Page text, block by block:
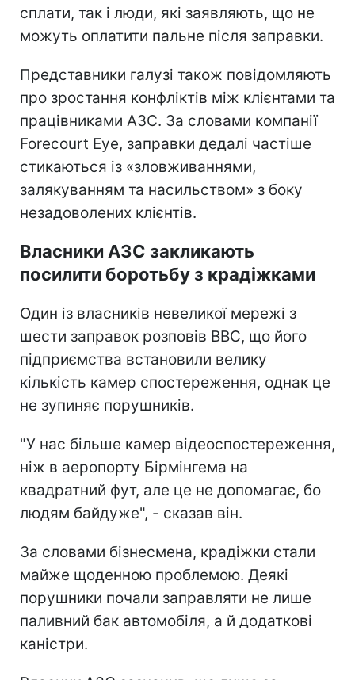
сплати, так і люди, які заявляють, що не
можуть оплатити пальне після заправки.
Представники галузі також повідомляють
про зростання конфліктів між клієнтами та
працівниками АЗС. За словами компанії
Forecourt Eye, заправки дедалі частіше
стикаються із «зловживаннями,
залякуванням та насильством» з боку
незадоволених клієнтів.
Власники АЗС закликають
посилити боротьбу з крадіжками
Один із власників невеликої мережі з
шести заправок розповів BBC, що його
підприємства встановили велику
кількість камер спостереження, однак це
не зупиняє порушників.
"У нас більше камер відеоспостереження,
ніж в аеропорту Бірмінгема на
квадратний фут, але це не допомагає, бо
людям байдуже", - сказав він.
За словами бізнесмена, крадіжки стали
майже щоденною проблемою. Деякі
порушники почали заправляти не лише
паливний бак автомобіля, а й додаткові
каністри.